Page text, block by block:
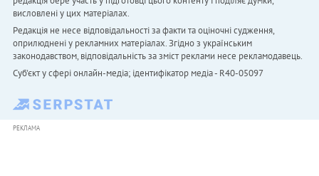
висловлені у цих матеріалах.
Редакція не несе відповідальності за факти та оціночні судження,
оприлюднені у рекламних матеріалах. Згідно з українським
законодавством, відповідальність за зміст реклами несе рекламодавець.
Cуб'єкт у сфері онлайн-медіа; ідентифікатор медіа - R40-05097
РЕКЛАМА